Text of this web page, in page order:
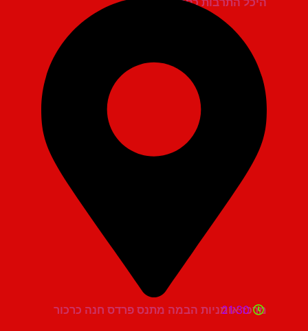
מרכז אומניות הבמה מתנס פרדס חנה כרכור
21:30